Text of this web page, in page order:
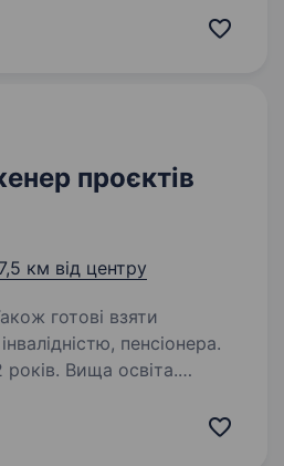
проєкти під ключ — від
проєктів
7,5 км від центру
готові взяти
пенсіонера.
Вища освіта.
компанія займається